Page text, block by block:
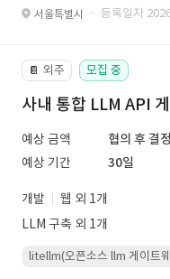
서울특별시 · 등록일자
📔 외주 모집 중
사내 통합 LLM API
예상 금액
협의 후 결정
예상 기간
30일
개발
웹 외 1개
LLM 구축 외 1개
litellm(오픈소스 llm 게이트